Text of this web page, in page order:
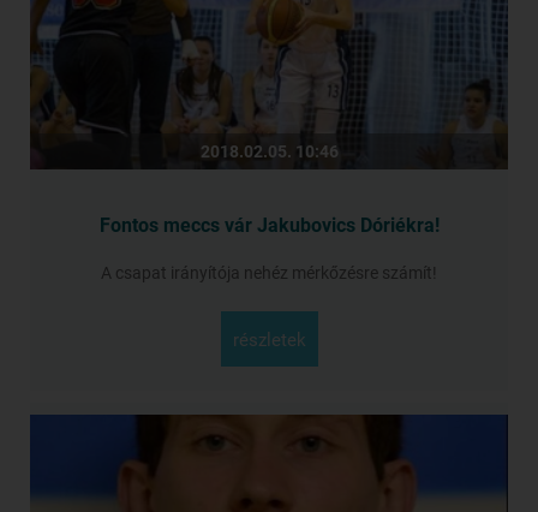
2018.02.05. 10:46
Fontos meccs vár Jakubovics Dóriékra!
A csapat irányítója nehéz mérkőzésre számít!
részletek